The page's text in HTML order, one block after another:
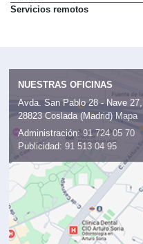
frenado
NUESTRAS OFICINAS
Avda. San Pablo 28 - Nave 27,
28823 Coslada (Madrid)
Mapa
Administración:91 724 05 70
Publicidad: